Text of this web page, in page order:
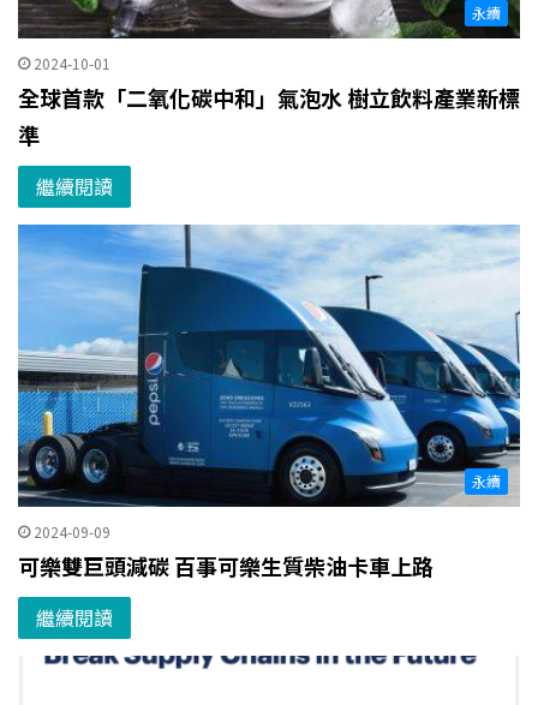
永續
2024-10-01
全球首款「二氧化碳中和」氣泡水 樹立飲料產業新標
準
繼續閱讀
永續
2024-09-09
可樂雙巨頭減碳 百事可樂生質柴油卡車上路
繼續閱讀